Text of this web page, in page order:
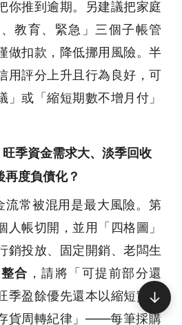
你推到逾期。另建議把家庭
教育、緊急」三個子帳管
做扣款，降低挪用風險。半
用評分上升且行為良好，可
」或「縮短期數不增月付」
季資金需求大、淡季回收
度負債化？
流常被混用是最大風險。第
人帳切開，並用「四格圖」
銷投放、固定開銷、老闆生
合 ，請將「可提前部分還
季盈餘優先還本以縮短實際
貨周轉紀律」——每筆採購
↓